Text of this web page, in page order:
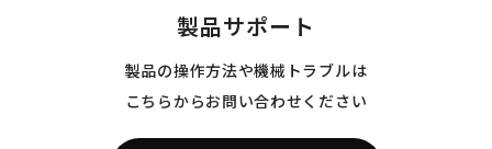
製品サポート
製品の操作方法や機械トラブルは
こちらからお問い合わせください